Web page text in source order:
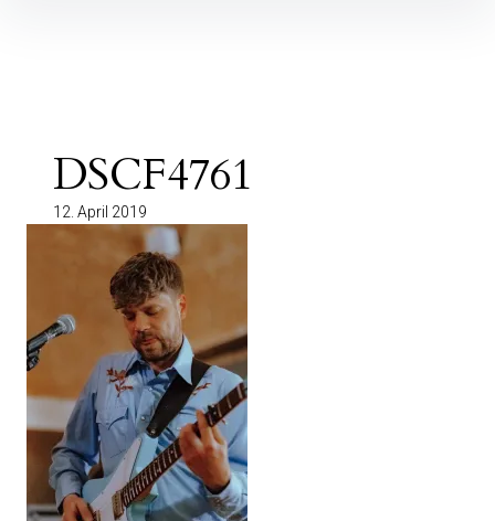
DSCF4761
12. April 2019